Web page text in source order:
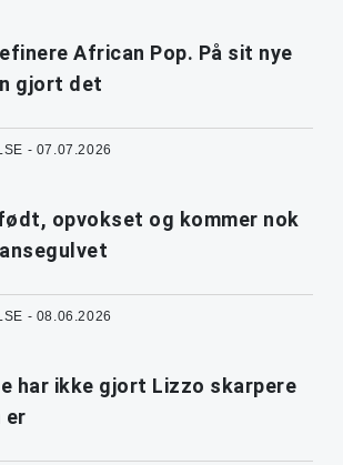
African Pop. På sit nye
gjort det
- 07.07.2026
opvokset og kommer nok
- 08.06.2026
har ikke gjort Lizzo skarpere
er